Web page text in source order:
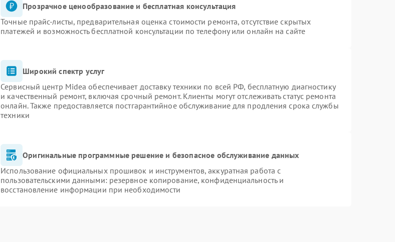
Прозрачное ценообразование и бесплатная консультация
Точные прайс-листы, предварительная оценка стоимости ремонта, отсутствие скрытых
платежей и возможность бесплатной консультации по телефону или онлайн на сайте
Широкий спектр услуг
Сервисный центр Midea обеспечивает доставку техники по всей РФ, бесплатную диагностику
и качественный ремонт, включая срочный ремонт. Клиенты могут отслеживать статус ремонта
онлайн. Также предоставляется постгарантийное обслуживание для продления срока службы
техники
Оригинальные программные решение и безопасное обслуживание данных
Использование официальных прошивок и инструментов, аккуратная работа с
пользовательскими данными: резервное копирование, конфиденциальность и
восстановление информации при необходимости